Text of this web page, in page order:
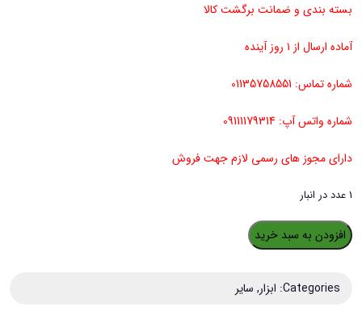
بسته بندی و ضمانت برگشت کالا
آماده ارسال از ۱ روز آینده
شماره تماس: 01135758551
شماره واتس آپ: 09111179314
دارای مجوز های رسمی لازم جهت فروش
1 عدد در انبار
پمپ
افزودن به سبد خرید
Categories: ابزار, سایر